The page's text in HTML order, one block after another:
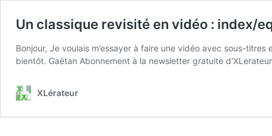
Un classique revisité en vidéo : index/
Bonjour, Je voulais m’essayer à faire une vidéo avec sous-
bientôt. Gaëtan Abonnement à la newsletter gratuite d'XLerateur
XLérateur